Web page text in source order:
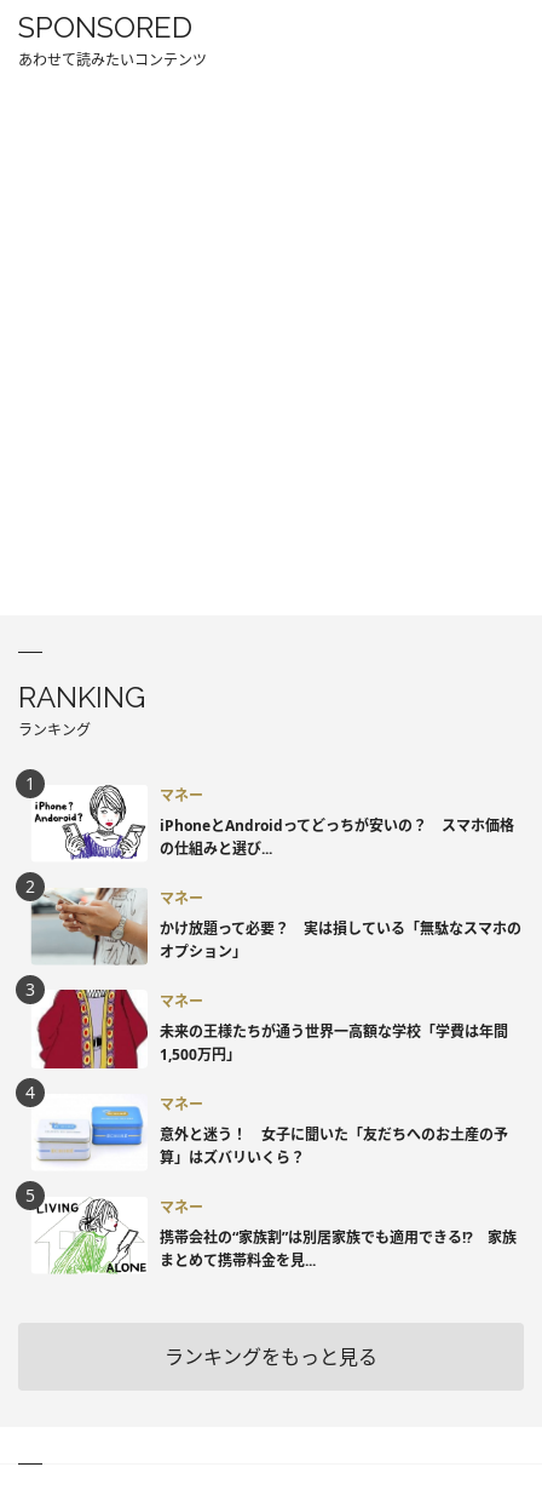
SPONSORED
あわせて読みたいコンテンツ
RANKING
ランキング
マネー
iPhoneとAndroidってどっちが安いの？ スマホ価格
の仕組みと選び...
マネー
かけ放題って必要？ 実は損している「無駄なスマホの
オプション」
マネー
未来の王様たちが通う世界一高額な学校「学費は年間
1,500万円」
マネー
意外と迷う！ 女子に聞いた「友だちへのお土産の予
算」はズバリいくら？
マネー
携帯会社の“家族割”は別居家族でも適用できる!? 家族
まとめて携帯料金を見...
ランキングをもっと見る